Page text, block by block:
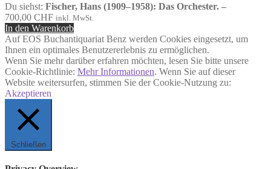
Du siehst: Fischer, Hans (1909–1958): Das Orchester. –
700,00 CHF inkl. MwSt.
In den Warenkorb
Auf EOS Buchantiquariat Benz werden Cookies eingesetzt, um
Ihnen ein optimales Benutzererlebnis zu ermöglichen.
Wenn Sie mehr darüber erfahren möchten, lesen Sie bitte unsere
Cookie-Richtlinie: Mehr Informationen. Wenn Sie auf dieser
Website weitersurfen, stimmen Sie der Cookie-Nutzung zu:
Akzeptieren
Schließen